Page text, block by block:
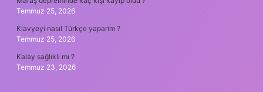
Temmuz 25, 2026
Klavyeyi nasıl Türkçe yaparim ?
Temmuz 25, 2026
Kalay sağlıklı mı ?
Temmuz 23, 2026